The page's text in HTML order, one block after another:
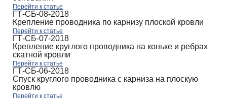
Перейти к статье
ГТ-СБ-08-2018
Крепление проводника по карнизу плоской кровли
Перейти к статье
ГТ-СБ-07-2018
Крепление круглого проводника на коньке и ребрах
скатной кровли
Перейти к статье
ГТ-СБ-06-2018
Спуск круглого проводника с карниза на плоскую
кровлю
Перейти к статье